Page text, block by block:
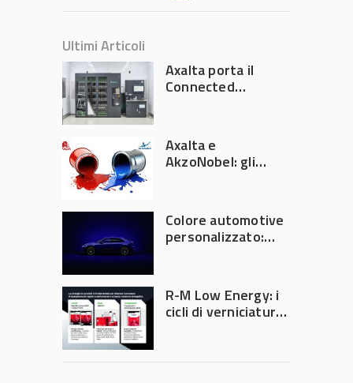
Ultimi Articoli
Axalta porta il
Connected
Automechanika
Frankfurt 2026
Axalta e
AkzoNobel: gli
Colore automotive
personalizzato:
diventa ingegneria
di precisione
R-M Low Energy: i
cicli di verniciatura
tempi e costi in